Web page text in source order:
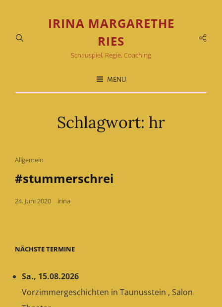
IRINA MARGARETHE
RIES
Schauspiel, Regie, Coaching
MENU
Schlagwort: hr
Cat
Allgemein
#stummerschrei
Posted
24. Juni 2020 irina
NÄCHSTE TERMINE
Sa., 15.08.2026
Vorzimmergeschichten in Taunusstein , Salon